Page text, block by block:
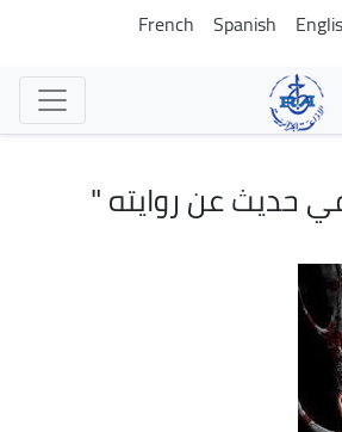
تجاوز
Spanish
French
حديث عن روايته "